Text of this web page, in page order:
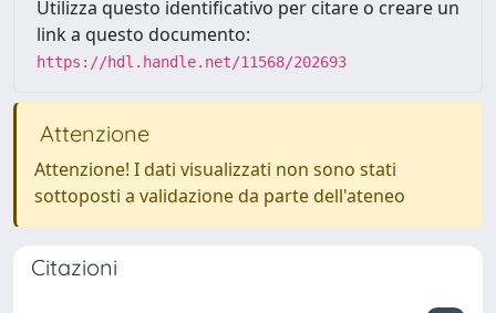
Utilizza questo identificativo per citare o creare un
link a questo documento:
https://hdl.handle.net/11568/202693
Attenzione
Attenzione! I dati visualizzati non sono stati
sottoposti a validazione da parte dell'ateneo
Citazioni